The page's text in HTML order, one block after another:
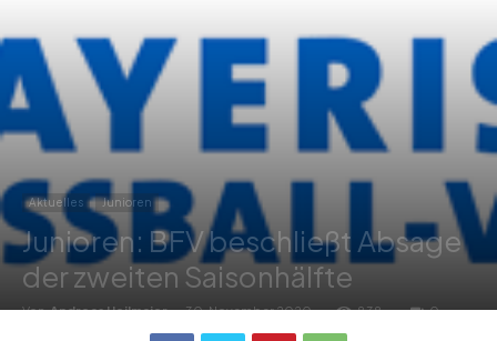
Aktuelles Junioren
Junioren: BFV beschließt Absage
der zweiten Saisonhälfte
Von Andreas Heilmaier - 30. November 2020 838 0